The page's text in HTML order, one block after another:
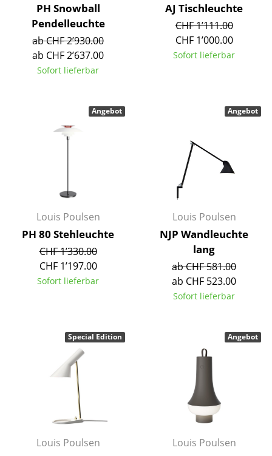
Büroutensilien
Aufbewahrungsboxen
Decken
Teppiche
Zuhause
Wohnzimmer
Esszimmer
Arbeitszimmer
Badezimmer
Stauraum
Balkon & Garten
PH Snowball
Pendelleuchte
ab CHF 2’930.00
ab CHF 2’637.00
Sofort lieferbar
AJ Tischleuchte
CHF 1’111.00
CHF 1’000.00
Sofort lieferbar
Louis Poulsen
PH 80 Stehleuchte
CHF 1’330.00
CHF 1’197.00
Sofort lieferbar
Angebot
Louis Poulsen
NJP Wandleuchte
lang
ab CHF 581.00
ab CHF 523.00
Sofort lieferbar
Angebot
Louis Poulsen
Special Edition
Louis Poulsen
Angebot